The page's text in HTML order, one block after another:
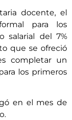
docente, el
para los
salarial del 7%
que se ofreció
completar un
los primeros
en el mes de